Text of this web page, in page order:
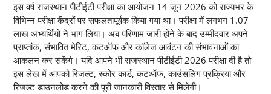
इस वर्ष राजस्थान पीटीईटी परीक्षा का आयोजन 14 जून 2026 को राज्यभर के
विभिन्न परीक्षा केंद्रों पर सफलतापूर्वक किया गया था। परीक्षा में लगभग 1.07
लाख अभ्यर्थियों ने भाग लिया। अब परिणाम जारी होने के बाद उम्मीदवार अपने
प्राप्तांक, संभावित मेरिट, कटऑफ और कॉलेज आवंटन की संभावनाओं का
आकलन कर सकेंगे। यदि आपने भी राजस्थान पीटीईटी 2026 परीक्षा दी है तो
इस लेख में आपको रिजल्ट, स्कोर कार्ड, कटऑफ, काउंसलिंग प्रक्रिया और
रिजल्ट डाउनलोड करने की पूरी जानकारी विस्तार से मिलेगी।